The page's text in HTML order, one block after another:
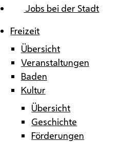
Jobs bei der Stadt
Freizeit
Übersicht
Veranstaltungen
Baden
Kultur
Übersicht
Geschichte
Förderungen